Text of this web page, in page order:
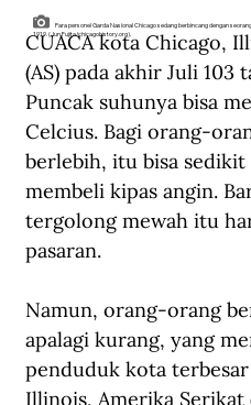
Para personel Garda Nasional Chicago sedang berbincang dengan
1919. (Jun Fujita/chicagohistory.org).
CUACA kota Chicago,
(AS) pada akhir Juli 103
Puncak suhunya bisa
Celcius. Bagi orang-
berlebih, itu bisa sedikit
membeli kipas angin.
tergolong mewah itu
pasaran.
Namun, orang-orang
apalagi kurang, yang
penduduk kota
Illinois, Amerika Serikat